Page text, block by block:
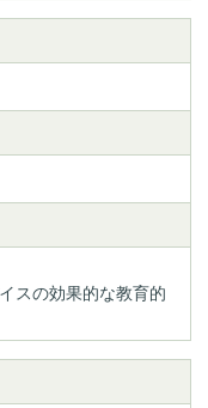
スの効果的な教育的